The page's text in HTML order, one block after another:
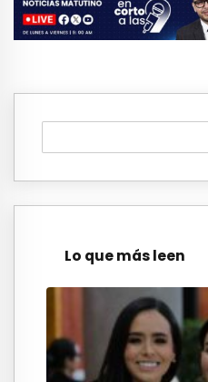
Lo que más leen